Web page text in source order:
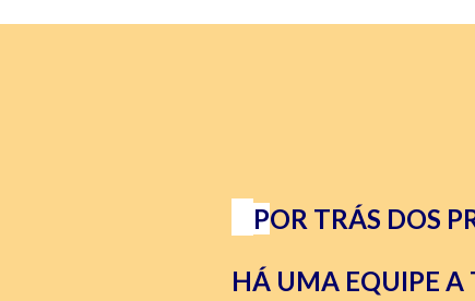
POR TRÁS DOS
HÁ UMA EQUIPE A